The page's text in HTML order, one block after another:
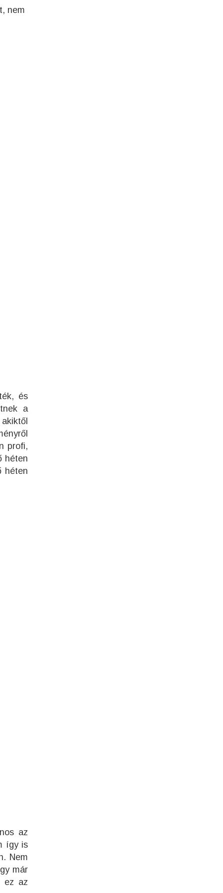
nem
és
a
profi,
héten
héten
az
így is
Nem
már
ez az